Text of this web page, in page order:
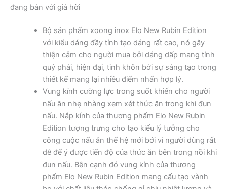
đang bán với giá hời
Bộ sản phẩm xoong inox Elo New Rubin Edition
với kiểu dáng đầy tính tạo dáng rất cao, nó gây
thiện cảm cho người mua bởi dáng dấp mang tính
quý phái, hiện đại, tinh khôn bởi sự sáng tạo trong
thiết kế mang lại nhiều điểm nhấn hợp lý.
Vung kính cường lực trong suốt khiến cho người
nấu ăn nhẹ nhàng xem xét thức ăn trong khi đun
nấu. Nắp kính của thương phẩm Elo New Rubin
Edition tượng trưng cho tạo kiểu lý tưởng cho
công cuộc nấu ăn thế hệ mới bởi vì người dùng rất
dễ để ý được tiến độ của thức ăn bên trong nồi khi
đun nấu. Bên cạnh đó vung kính của thương
phẩm Elo New Rubin Edition mang cấu tạo vành